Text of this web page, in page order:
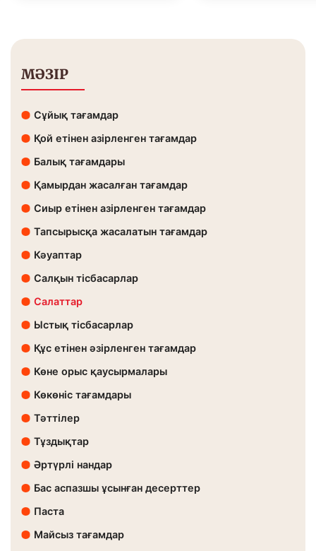
МӘЗІР
Сұйық тағамдар
Қой етінен азірленген тағамдар
Балық тағамдары
Қамырдан жасалған тағамдар
Сиыр етінен азірленген тағамдар
Тапсырысқа жасалатын тағамдар
Кәуаптар
Салқын тісбасарлар
Салаттар
Ыстық тісбасарлар
Құс етінен әзірленген тағамдар
Көне орыс қаусырмалары
Көкөніс тағамдары
Тәттілер
Тұздықтар
Әртүрлі нандар
Бас аспазшы ұсынған десерттер
Паста
Майсыз тағамдар